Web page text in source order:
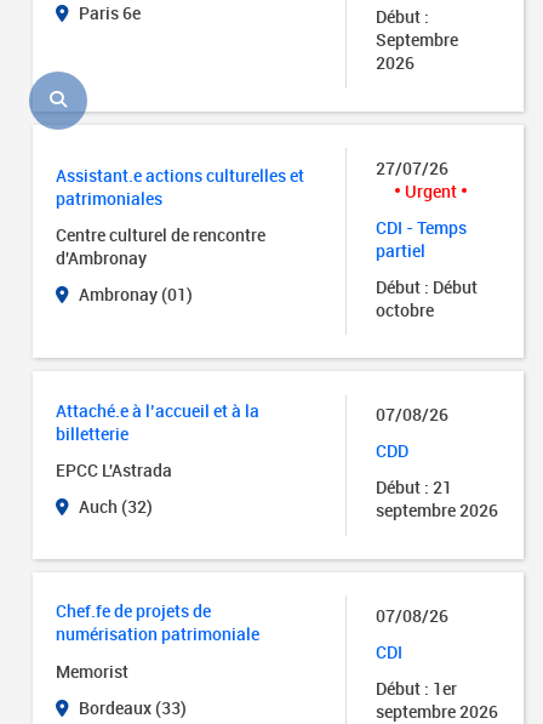
Paris 6e
Début :
Septembre
2026
Assistant.e actions culturelles et
patrimoniales
Centre culturel de rencontre
d'Ambronay
Ambronay (01)
27/07/26
Urgent
CDI - Temps
partiel
Début : Début
octobre
Attaché.e à l’accueil et à la
billetterie
EPCC L'Astrada
Auch (32)
07/08/26
CDD
Début : 21
septembre 2026
Chef.fe de projets de
numérisation patrimoniale
Memorist
Bordeaux (33)
07/08/26
CDI
Début : 1er
septembre 2026